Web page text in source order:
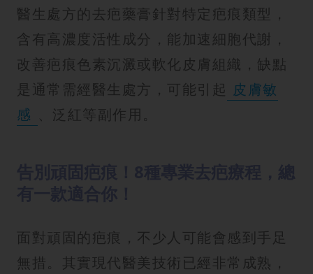
醫生處方的去疤藥膏針對特定疤痕類型，
含有高濃度活性成分，能加速細胞代謝，
改善疤痕色素沉澱或軟化皮膚組織，缺點
是通常需經醫生處方，可能引起 皮膚敏
感 、泛紅等副作用。
面對頑固的疤痕，不少人可能會感到手足
無措。其實現代醫美技術已經非常成熟，